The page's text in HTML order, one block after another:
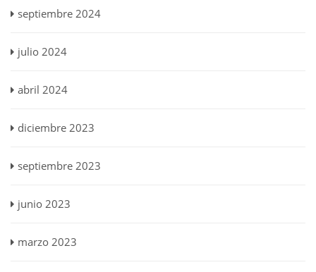
septiembre 2024
julio 2024
abril 2024
diciembre 2023
septiembre 2023
junio 2023
marzo 2023